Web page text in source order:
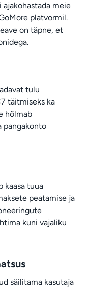
ajakohastada meie
platvormil.
on täpne, et
tulu
täitmiseks ka
hõlmab
pangakonto
kaasa tuua
peatamise ja
kuni vajaliku
säilitama kasutaja